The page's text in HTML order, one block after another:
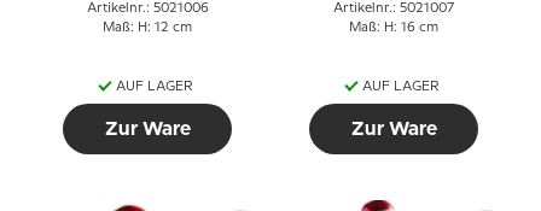
Artikelnr.: 5021006
Maß: H: 12 cm
AUF LAGER
Zur Ware
Artikelnr.: 5021007
Maß: H: 16 cm
AUF LAGER
Zur Ware